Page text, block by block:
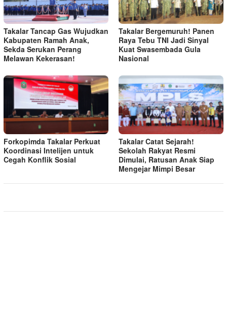
Takalar Tancap Gas Wujudkan
Kabupaten Ramah Anak,
Sekda Serukan Perang
Melawan Kekerasan!
Takalar Bergemuruh! Panen
Raya Tebu TNI Jadi Sinyal
Kuat Swasembada Gula
Nasional
Forkopimda Takalar Perkuat
Koordinasi Intelijen untuk
Cegah Konflik Sosial
Takalar Catat Sejarah!
Sekolah Rakyat Resmi
Dimulai, Ratusan Anak Siap
Mengejar Mimpi Besar